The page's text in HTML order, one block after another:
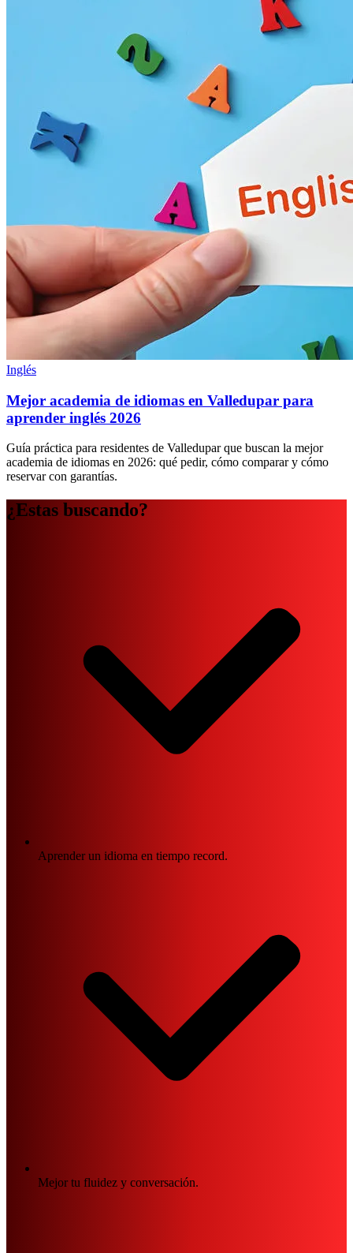
Inglés
Mejor academia de idiomas en Valledupar para
aprender inglés 2026
Guía práctica para residentes de Valledupar que buscan la mejor
academia de idiomas en 2026: qué pedir, cómo comparar y cómo
reservar con garantías.
¿Estas buscando?
Aprender un idioma en tiempo record.
Mejor tu fluidez y conversación.